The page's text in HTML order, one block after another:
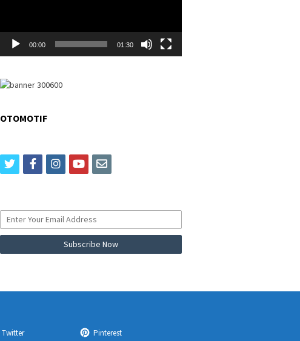
00:00 01:30
OTOMOTIF
twitterfacebookinstagram
youtubeemail
Twitter Pinterest